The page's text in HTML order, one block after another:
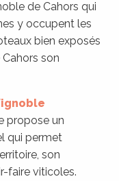
de Cahors qui
y occupent les
bien exposés
son
propose un
qui permet
son
faire viticoles.
Lot